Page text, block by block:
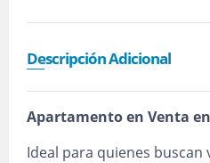
Descripción Adicional
Apartamento en Venta
Ideal para quienes buscan